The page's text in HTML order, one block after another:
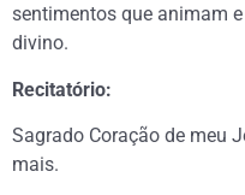
sentimentos que animam
divino.
Recitatório:
Sagrado Coração de meu
mais.